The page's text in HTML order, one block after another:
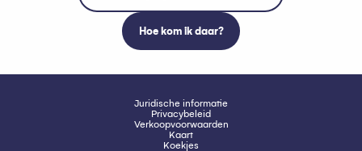
Hoe kom ik daar?
Juridische informatie
Privacybeleid
Verkoopvoorwaarden
Kaart
Koekjes